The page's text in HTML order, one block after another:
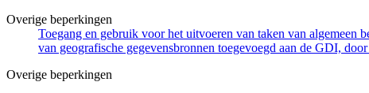
Overige beperkingen
Toegang en gebruik voor het uitvoeren van taken van algemeen
van geografische gegevensbronnen toegevoegd aan de GDI,
Overige beperkingen